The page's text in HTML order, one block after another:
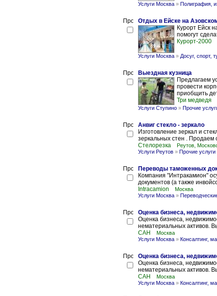
Услуги Москва » Полиграфия,
Отдых в Ейске на
Курорт Ейск
помогут
Курорт-2000
Услуги Москва » Досуг, спорт,
Выездная кузница
Предлагаем
провести
приобщить
Три медведя
Услуги Ступино » Прочие
Анвиг стекло - зеркало
Изготовление зеркал и
зеркальных стен . Продаем
Стелорезка
Реутов,
Услуги Реутов » Прочие услуги
Переводы таможенных
Компания "Интракамион"
документов (а также
Intracamion
Москва
Услуги Москва »
Оценка бизнеса,
Оценка бизнеса,
нематериальных активов.
САН
Москва
Услуги Москва » Консалтинг,
Оценка бизнеса,
Оценка бизнеса,
нематериальных активов.
САН
Москва
Услуги Москва » Консалтинг,